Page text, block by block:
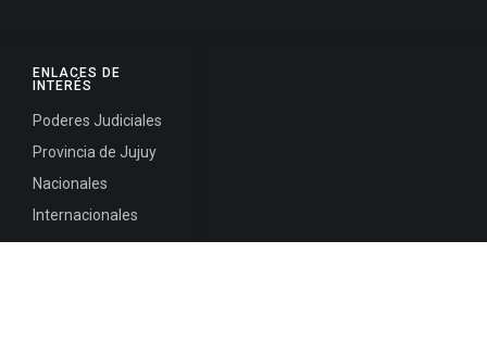
ENLACES DE
INTERÉS
Poderes Judiciales
Provincia de Jujuy
Nacionales
Internacionales